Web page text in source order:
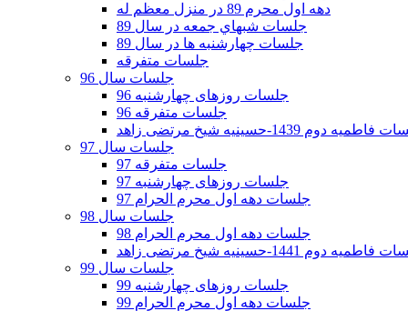
دهه اول محرم 89 در منزل معظم له
جلسات شبهاي جمعه در سال 89
جلسات چهارشنبه ها در سال 89
جلسات متفرقه
جلسات سال 96
جلسات روزهای چهارشنبه 96
جلسات متفرقه 96
دوم 1439-حسینیه شیخ مرتضی زاهد
جلسات سال 97
جلسات متفرقه 97
جلسات روزهای چهارشنبه 97
جلسات دهه اول محرم الحرام 97
جلسات سال 98
جلسات دهه اول محرم الحرام 98
دوم 1441-حسینیه شیخ مرتضی زاهد
جلسات سال 99
جلسات روزهای چهارشنبه 99
جلسات دهه اول محرم الحرام 99